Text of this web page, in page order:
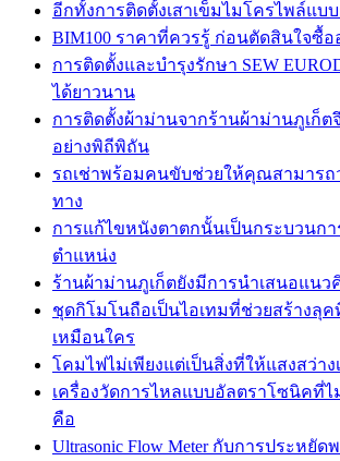
อีกทั้งการติดตั้งเสาเข็มไมโครไพล์แบ
BIM100 ราคาที่ควรรู้ ก่อนตัดสินใจซื้
การติดตั้งและบำรุงรักษา SEW
ได้ยาวนาน
การติดตั้งผ้าม่านจากร้านผ้าม่านภูเก็ต
อย่างพิถีพิถัน
รถเช่าพร้อมคนขับช่วยให้คุณสามารถ
ทาง
การแก้ไขหนังตาตกนั้นเป็นกระบวนก
ตำแหน่ง
ร้านผ้าม่านภูเก็ตยังมีการนำเสนอแนว
ชุดกิโมโนถือเป็นไอเทมที่ช่วยสร้างลุค
เหมือนใคร
โคมไฟไม่เพียงแต่เป็นสิ่งที่ให้แสงสว่า
เครื่องวัดการไหลแบบอัลตราโซนิคที่ไ
คือ
Ultrasonic Flow Meter กับการประหยั